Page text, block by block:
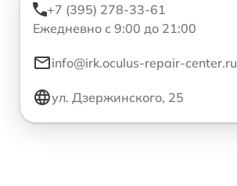
+7 (395) 278-33-61
Ежедневно с 9:00 до 21:00
info@irk.oculus-repair-center.ru
ул. Дзержинского, 25